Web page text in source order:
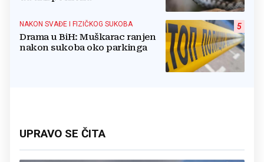
5
NAKON SVAĐE I FIZIČKOG SUKOBA
Drama u BiH: Muškarac ranjen
nakon sukoba oko parkinga
UPRAVO SE ČITA